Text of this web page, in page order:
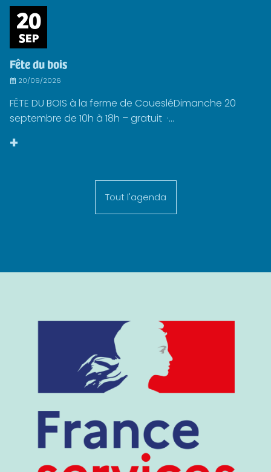
20
SEP
Fête du bois
20/09/2026
FÊTE DU BOIS à la ferme de CouesléDimanche 20
septembre de 10h à 18h – gratuit ·...
+
Tout l'agenda